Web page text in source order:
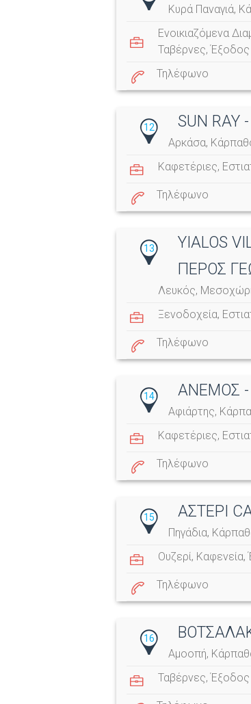
Κυρά Παναγιά,
Ενοικιαζόμενα
Ταβέρνες,Έξοδος
Τηλέφωνο
12 SUN
Αρκάσα,
Καφετέριες,
Τηλέφωνο
13
YIALOS
ΠΕΡΟΣ
Λευκός,
Ξενοδοχεία,
Τηλέφωνο
14 ΑΝΕΜΟΣ -
Αφιάρτης,
Καφετέριες,
Τηλέφωνο
15 ΑΣΤΕΡΙ
Πηγάδια,
Ουζερί, Καφενεία,
Τηλέφωνο
16
Αμοοπή,
Ταβέρνες,Έξοδος